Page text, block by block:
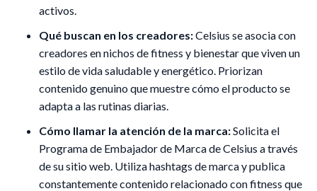
activos.
Qué buscan en los creadores:Celsius se asocia con
creadores en nichos de fitness y bienestar que viven un
estilo de vida saludable y energético. Priorizan
contenido genuino que muestre cómo el producto se
adapta a las rutinas diarias.
Cómo llamar la atención de la marca:Solicita el
Programa de Embajador de Marca de Celsius a través
de su sitio web. Utiliza hashtags de marca y publica
constantemente contenido relacionado con fitness que